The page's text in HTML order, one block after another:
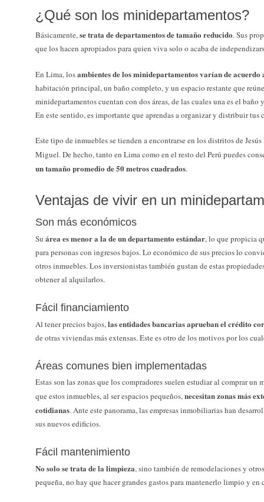
¿Qué son los minidepartamentos?
Básicamente,se trata de departamentos de tamaño reducido. Sus
que los hacen apropiados para quien viva solo o acaba de
En Lima, losambientes de los minidepartamentos varían de acuerdo
habitación principal, un baño completo, y un espacio restante que
minidepartamentos cuentan con dos áreas, de las cuales una es el
En este sentido, es importante que aprendas a organizar y distribuir tus
Este tipo de inmuebles se tienden a encontrarse en los distritos de
Miguel. De hecho, tanto en Lima como en el resto del Perú puedes
un tamaño promedio de 50 metros cuadrados.
Ventajas de vivir en un
Son más económicos
Su área es menor a la de un departamento estándar, lo que propicia
para personas con ingresos bajos. Lo económico de sus precios lo
otros inmuebles. Los inversionistas también gustan de estas
obtener al alquilarlos.
Fácil financiamiento
Al tener precios bajos,las entidades bancarias aprueban el crédito
de otras viviendas más extensas. Este es otro de los motivos por los
Áreas comunes bien implementadas
Estas son las zonas que los compradores suelen estudiar al comprar
que estos inmuebles, al ser espacios pequeños,necesitan zonas más
cotidianas. Ante este panorama, las empresas inmobiliarias han
sus nuevos edificios.
Fácil mantenimiento
No solo se trata de la limpieza, sino también de remodelaciones y
pequeña, no hay que hacer grandes gastos para mantenerlo limpio y en